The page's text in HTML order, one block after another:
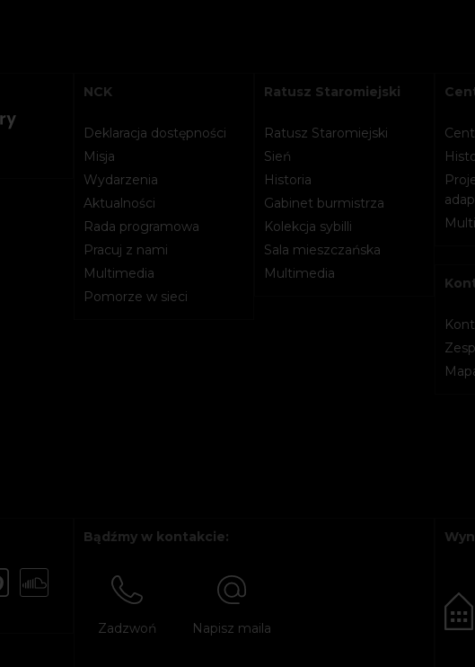
NCK
Deklaracja dostępności
Misja
Wydarzenia
Aktualności
Rada programowa
Pracuj z nami
Multimedia
Pomorze w sieci
Ratusz Staromiejski
Ratusz Staromiejski
Sień
Historia
Gabinet burmistrza
Kolekcja sybilli
Sala mieszczańska
Multimedia
Bądźmy w kontakcie:
Zadzwoń Napisz maila